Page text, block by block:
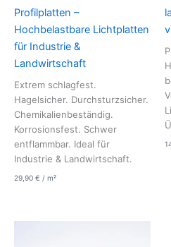
Profilplatten –
Hochbelastbare Lichtplatten
für Industrie &
Landwirtschaft
Extrem schlagfest.
Hagelsicher. Durchsturzsicher.
Chemikalienbeständig.
Korrosionsfest. Schwer
entflammbar. Ideal für
Industrie & Landwirtschaft.
29,90 € / m²